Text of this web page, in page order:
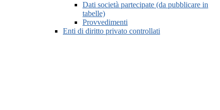
Dati società partecipate (da pubblicare in
tabelle)
Provvedimenti
Enti di diritto privato controllati